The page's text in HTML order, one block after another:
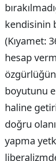
kendisinin
(Kıyamet:
hesap
boyutunu
haline
doğru
yapma